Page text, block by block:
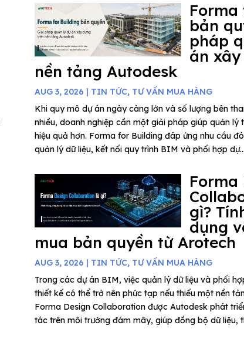
bản
pháp
án
nền tảng Autodesk
AUG 3, 2026 | TIN TỨC, TƯ VẤN MUA HÀNG
Khi quy mô dự án ngày càng lớn và số lượng bên
nhiều, doanh nghiệp cần một giải pháp giúp quản lý
hiệu quả hơn. Forma for Building đáp ứng nhu cầu
quản lý dữ liệu, kết nối quy trình BIM và phối hợp dự...
Forma
gì?
dụng
mua bản quyền từ Arotech
AUG 3, 2026 | TIN TỨC, TƯ VẤN MUA HÀNG
Trong các dự án BIM, việc quản lý dữ liệu và phối
thiết kế có thể trở nên phức tạp nếu thiếu một nền
Forma Design Collaboration được Autodesk phát
tác trên môi trường đám mây, giúp đồng bộ dữ liệu,